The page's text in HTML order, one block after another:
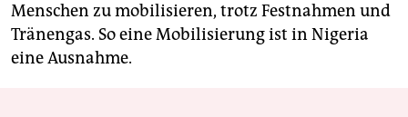
Menschen zu mobilisieren, trotz Festnahmen und
Tränengas. So eine Mobilisierung ist in Nigeria
eine Ausnahme.